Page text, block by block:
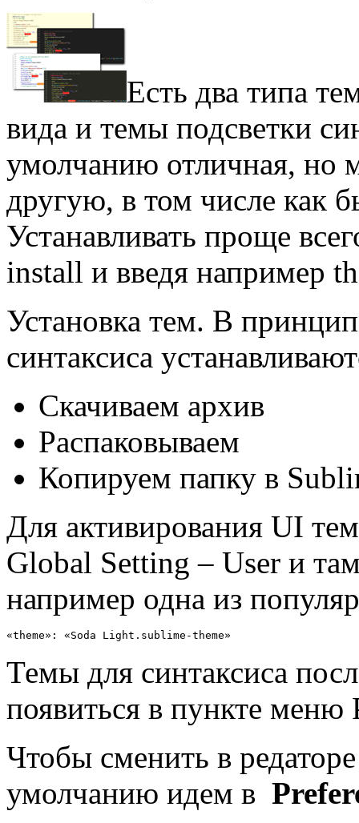
Есть два типа
вида и темы подсветки
умолчанию отличная, но
другую, в том числе как
Устанавливать проще
install и введя например
Установка тем. В
синтаксиса
Скачиваем архив
Распаковываем
Копируем папку в
Для активирования UI
Global Setting – User и
например одна из
«theme»: «Soda Light.sublime-theme»
Темы для синтаксиса
появиться в пункте меню
Чтобы сменить в
умолчанию идем в